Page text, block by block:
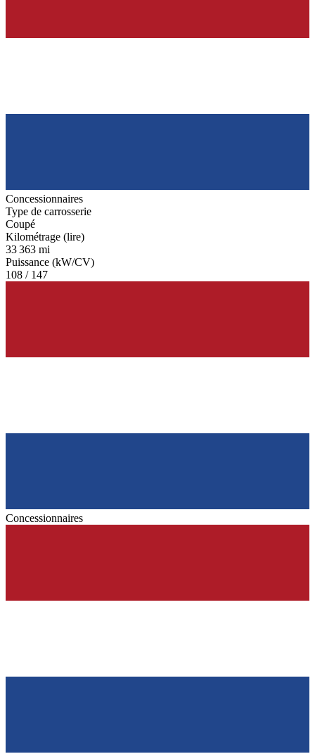
Concessionnaires
Type de carrosserie
Coupé
Kilométrage (lire)
33 363 mi
Puissance (kW/CV)
108 / 147
Concessionnaires